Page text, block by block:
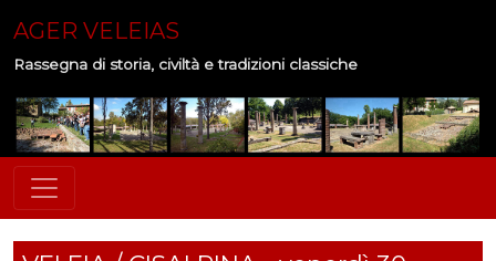
AGER VELEIAS
Rassegna di storia, civiltà e tradizioni classiche